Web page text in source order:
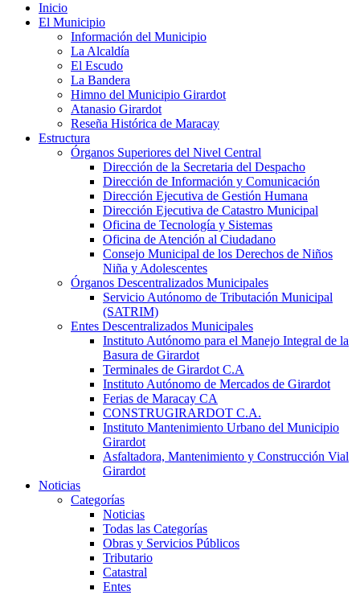
Inicio
El Municipio
Información del Municipio
La Alcaldía
El Escudo
La Bandera
Himno del Municipio Girardot
Atanasio Girardot
Reseña Histórica de Maracay
Estructura
Órganos Superiores del Nivel Central
Dirección de la Secretaria del Despacho
Dirección de Información y Comunicación
Dirección Ejecutiva de Gestión Humana
Dirección Ejecutiva de Catastro Municipal
Oficina de Tecnología y Sistemas
Oficina de Atención al Ciudadano
Consejo Municipal de los Derechos de Niños
Niña y Adolescentes
Órganos Descentralizados Municipales
Servicio Autónomo de Tributación Municipal
(SATRIM)
Entes Descentralizados Municipales
Instituto Autónomo para el Manejo Integral de la
Basura de Girardot
Terminales de Girardot C.A
Instituto Autónomo de Mercados de Girardot
Ferias de Maracay CA
CONSTRUGIRARDOT C.A.
Instituto Mantenimiento Urbano del Municipio
Girardot
Asfaltadora, Mantenimiento y Construcción Vial
Girardot
Noticias
Categorías
Noticias
Todas las Categorías
Obras y Servicios Públicos
Tributario
Catastral
Entes